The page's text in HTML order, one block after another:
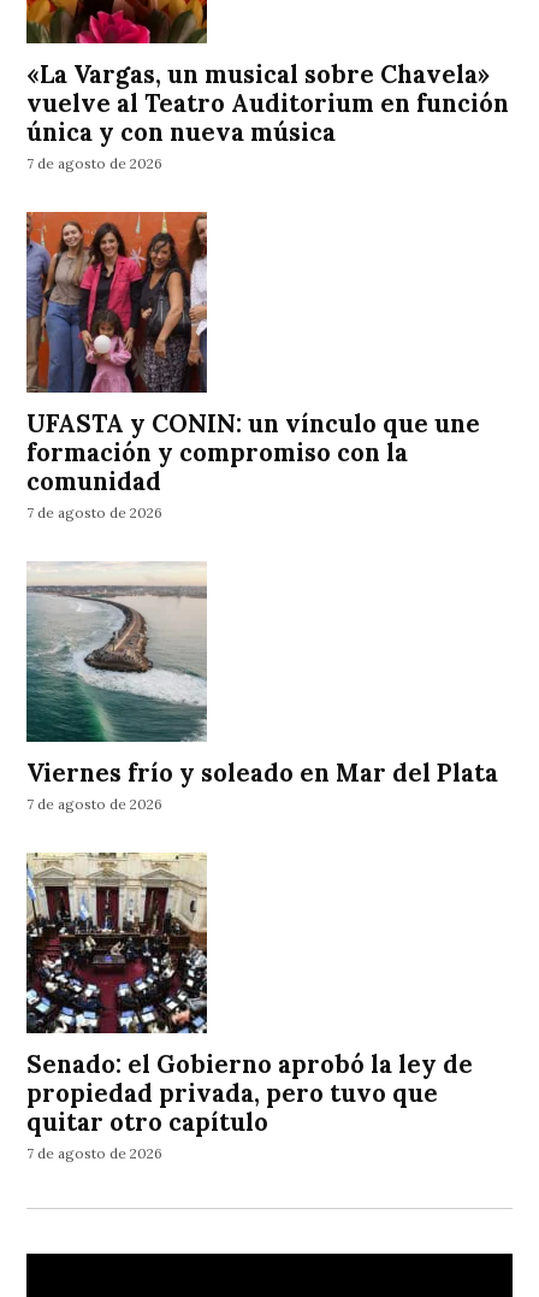
«La Vargas, un musical sobre Chavela»
vuelve al Teatro Auditorium en función
única y con nueva música
7 de agosto de 2026
UFASTA y CONIN: un vínculo que une
formación y compromiso con la
comunidad
7 de agosto de 2026
Viernes frío y soleado en Mar del Plata
7 de agosto de 2026
Senado: el Gobierno aprobó la ley de
propiedad privada, pero tuvo que
quitar otro capítulo
7 de agosto de 2026